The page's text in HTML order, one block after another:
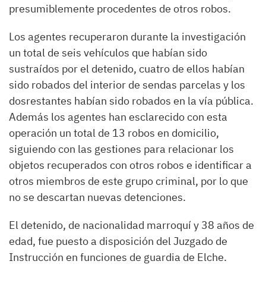
presumiblemente procedentes de otros robos.
Los agentes recuperaron durante la investigación
un total de seis vehículos que habían sido
sustraídos por el detenido, cuatro de ellos habían
sido robados del interior de sendas parcelas y los
dosrestantes habían sido robados en la vía pública.
Además los agentes han esclarecido con esta
operación un total de 13 robos en domicilio,
siguiendo con las gestiones para relacionar los
objetos recuperados con otros robos e identificar a
otros miembros de este grupo criminal, por lo que
no se descartan nuevas detenciones.
El detenido, de nacionalidad marroquí y 38 años de
edad, fue puesto a disposición del Juzgado de
Instrucción en funciones de guardia de Elche.